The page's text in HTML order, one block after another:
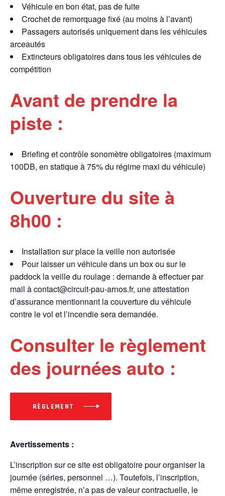
Véhicule en bon état, pas de fuite
Crochet de remorquage fixé (au moins à l’avant)
Passagers autorisés uniquement dans les véhicules
arceautés
Extincteurs obligatoires dans tous les véhicules de
compétition
Avant de prendre la
piste :
Briefing et contrôle sonomètre obligatoires (maximum
100DB, en statique à 75% du régime maxi du véhicule)
Ouverture du site à
8h00 :
Installation sur place la veille non autorisée
Pour laisser un véhicule dans un box ou sur le
paddock la veille du roulage : demande à effectuer par
mail à contact@circuit-pau-arnos.fr, une attestation
d’assurance mentionnant la couverture du véhicule
contre le vol et l’incendie sera demandée.
Consulter le règlement
des journées auto :
RÈGLEMENT
Avertissements :
L’inscription sur ce site est obligatoire pour organiser la
journée (séries, personnel …). Toutefois, l’inscription,
même enregistrée, n’a pas de valeur contractuelle, le